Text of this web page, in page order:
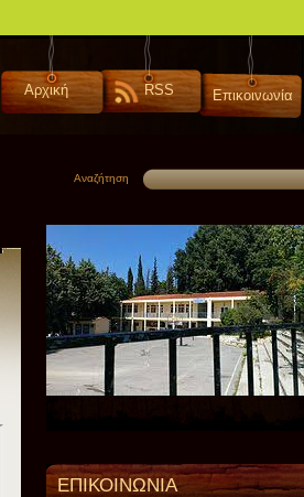
Αρχική RSS Επικοινωνία
Αναζήτηση
ΕΠΙΚΟΙΝΩΝΙΑ